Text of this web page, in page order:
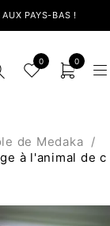
PAYS-BAS !
0 0
de Medaka /
à l'animal de c